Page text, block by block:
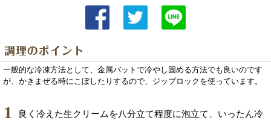
一般的な冷凍方法として、金属バットで冷やし固める方法でも良いのです
が、かきまぜる時にこぼしたりするので、ジップロックを使っています。
1
良く冷えた生クリームを八分立て程度に泡立て、いったん冷